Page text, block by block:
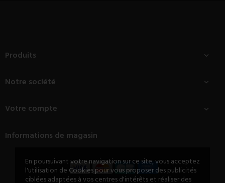
En poursuivant votre navigation sur ce site, vous acceptez
l'utilisation de Cookies pour vous proposer des publicités
ciblées adaptées à vos centres d'intérêts et réaliser des
Produits 
Notre société 
Votre compte 
Informations de magasin